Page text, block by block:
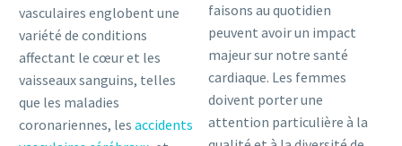
vasculaires englobent une
variété de conditions
affectant le cœur et les
vaisseaux sanguins, telles
que les maladies
coronariennes, les accidents
faisons au quotidien
peuvent avoir un impact
majeur sur notre santé
cardiaque. Les femmes
doivent porter une
attention particulière à la